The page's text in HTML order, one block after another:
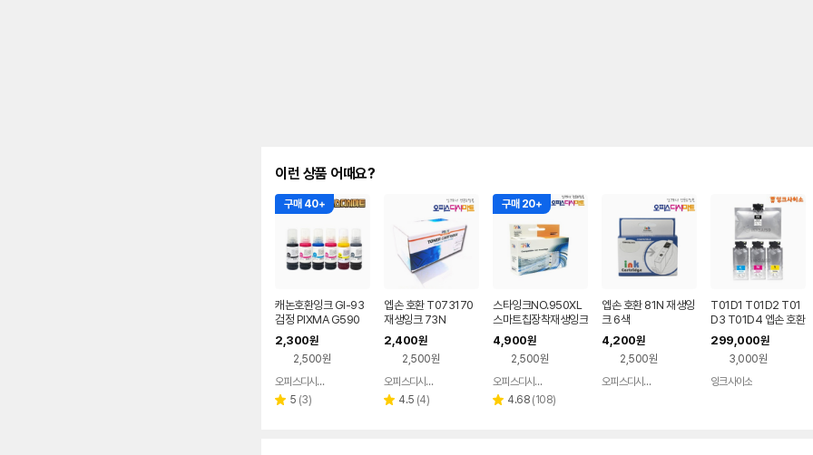
이런 상품 어때요?
구매 40+
캐논호환잉크 GI-93
검정 PIXMA G590
G595 G690 G695
2,300원
2,500원
오피스디시마트
별 5 리
(3)
엡손 호환 T073170
재생잉크 73N
2,400원
2,500원
오피스디시마트
별 4.5 리
(4)
구매 20+
스타잉크NO.950XL
스마트칩장착재생잉크
완제품[검정] CN045
AA CN046AA CN0
47AA CN048AA N
O.951XL
4,900원
2,500원
페이
오피스디시마트
별 4.68 리
(108)
엡손 호환 81N 재생잉
크 6색
4,200원
2,500원
오피스디시마트
T01D1 T01D2 T01
D3 T01D4 엡손 호환
잉크(재생) 4색 SET
WF-C579R (Work
Force C579R)
299,000원
3,000원
잉크사이소